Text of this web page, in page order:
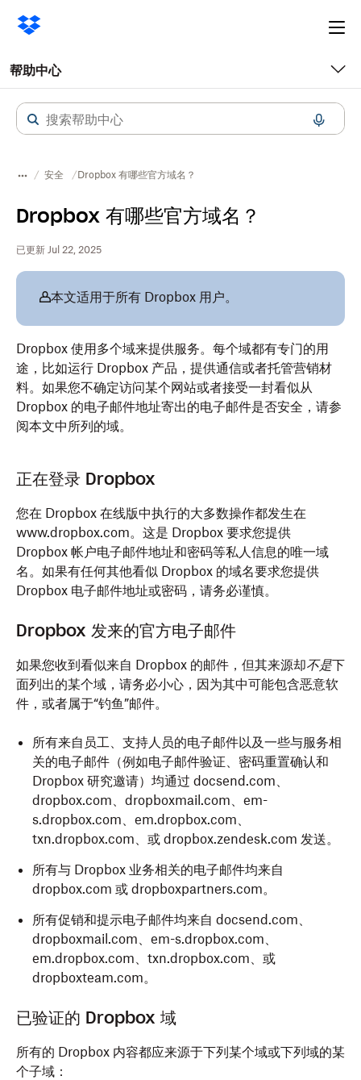
帮助中心
安全 Dropbox 有哪些官方域名？
Dropbox 有哪些官方域名？
已更新 Jul 22, 2025
本文适用于所有 Dropbox 用户。
Dropbox 使用多个域来提供服务。每个域都有专门的用
途，比如运行 Dropbox 产品，提供通信或者托管营销材
料。如果您不确定访问某个网站或者接受一封看似从
Dropbox 的电子邮件地址寄出的电子邮件是否安全，请参
阅本文中所列的域。
正在登录 Dropbox
您在 Dropbox 在线版中执行的大多数操作都发生在
www.dropbox.com。 这是 Dropbox 要求您提供
Dropbox 帐户电子邮件地址和密码等私人信息的唯一域
名。如果有任何其他看似 Dropbox 的域名要求您提供
Dropbox 电子邮件地址或密码，请务必谨慎。
Dropbox 发来的官方电子邮件
如果您收到看似来自 Dropbox 的邮件，但其来源却不是下
面列出的某个域，请务必小心，因为其中可能包含恶意软
件，或者属于“钓鱼”邮件。
所有来自员工、支持人员的电子邮件以及一些与服务相
关的电子邮件（例如电子邮件验证、密码重置确认和
Dropbox 研究邀请）均通过 docsend.com、
dropbox.com、dropboxmail.com、em-
s.dropbox.com、em.dropbox.com、
txn.dropbox.com、或 dropbox.zendesk.com 发送。
所有与 Dropbox 业务相关的电子邮件均来自
dropbox.com 或 dropboxpartners.com。
所有促销和提示电子邮件均来自 docsend.com、
dropboxmail.com、em-s.dropbox.com、
em.dropbox.com、txn.dropbox.com、或
dropboxteam.com。
已验证的 Dropbox 域
所有的 Dropbox 内容都应来源于下列某个域或下列域的某
个子域：